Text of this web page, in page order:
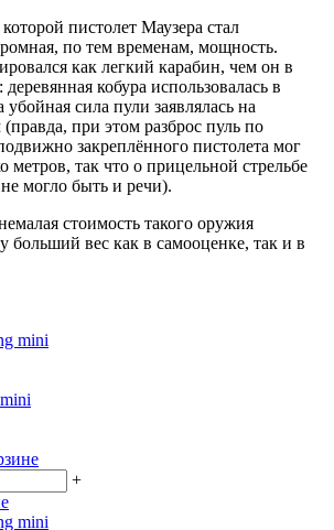
пистолет Маузера стал
по тем временам, мощность.
как легкий карабин, чем он в
кобура использовалась в
убойная сила пули заявлялась на
при этом разброс пуль по
закреплённого пистолета мог
метров, так что о прицельной стрельбе
могло быть и речи).
стоимость такого оружия
больший вес как в самооценке, так и в
+